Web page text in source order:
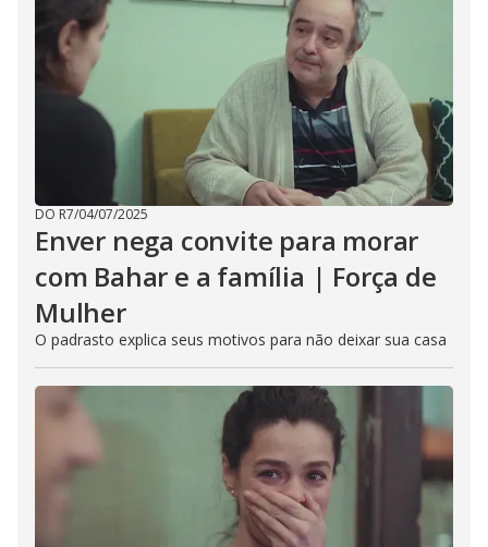
DO R7/04/07/2025
Enver nega convite para morar
com Bahar e a família | Força de
Mulher
O padrasto explica seus motivos para não deixar sua casa